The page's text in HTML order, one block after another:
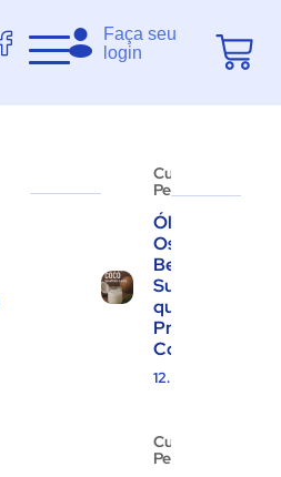
Faça seu
login
Cuidados
Pessoais
Óleo de Coco:
Os 10
Benefícios
que Você
Precisa
Conhecer!
12.08.2025
Cuidados
Pessoais